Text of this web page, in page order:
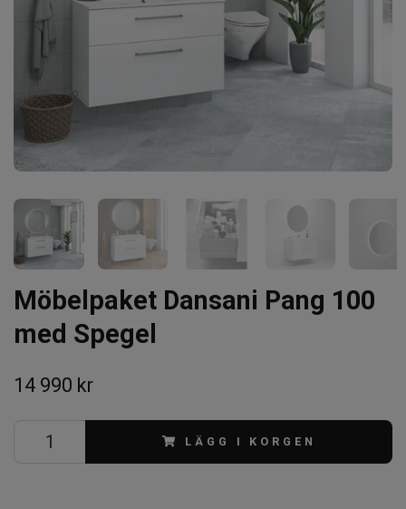
Möbelpaket Dansani Pang 100
med Spegel
14 990 kr
LÄGG I KORGEN